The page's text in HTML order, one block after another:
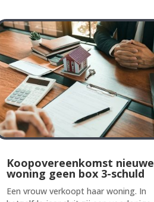
Koopovereenkomst nieuwe
woning geen box 3-schuld
Een vrouw verkoopt haar woning. In